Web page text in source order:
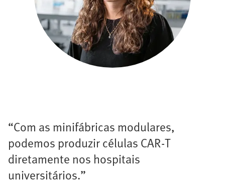
“Com as minifábricas modulares,
podemos produzir células CAR-T
diretamente nos hospitais
universitários.”